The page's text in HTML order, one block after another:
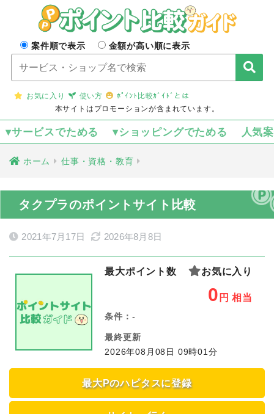
案件順で表示 金額が高い順に表示
お気に入り 使い方
ﾎﾟｲﾝﾄ比較ｶﾞｲﾄﾞとは
本サイトはプロモーションが含まれています。
▾サービスでためる ▾ショッピングでためる 人気
ホーム 仕事・資格・教育
タクプラのポイントサイト比較
2021年7月17日 2026年8月8日
最大ポイント数 お気に入り
0 円 相当
条件： -
最終更新
2026年08月08日 09時01分
最大Pのハピタスに登録